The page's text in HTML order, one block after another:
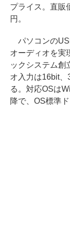
プライス。直販
円。
パソコンの
オーディオを実
ックシステム創
オ入力は16bit
る。対応OSは
降で、OS標準